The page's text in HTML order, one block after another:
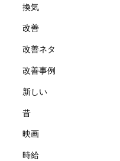
換気
改善
改善ネタ
改善事例
新しい
昔
映画
時給